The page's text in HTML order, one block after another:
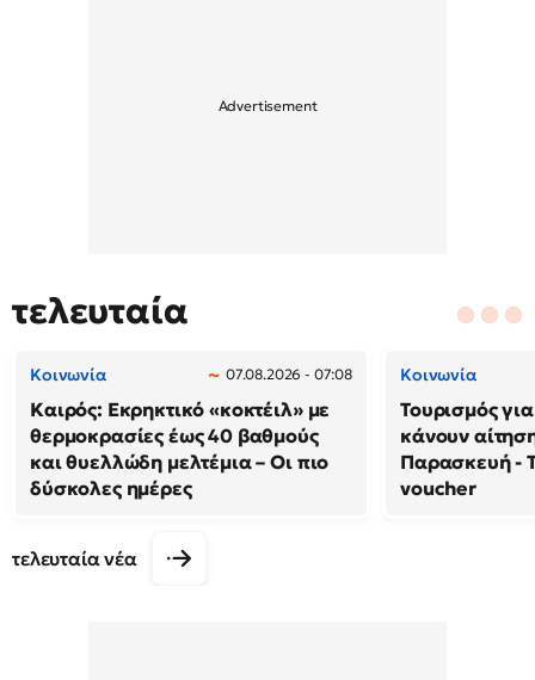
τελευταία
Κοινωνία 07.08.2026 - 07:08
Καιρός: Εκρηκτικό «κοκτέιλ» με
θερμοκρασίες έως 40 βαθμούς
και θυελλώδη μελτέμια – Οι πιο
δύσκολες ημέρες
Κοινωνία
Τουρισμός
κάνουν
Παρασκευή -
voucher
τελευταία νέα